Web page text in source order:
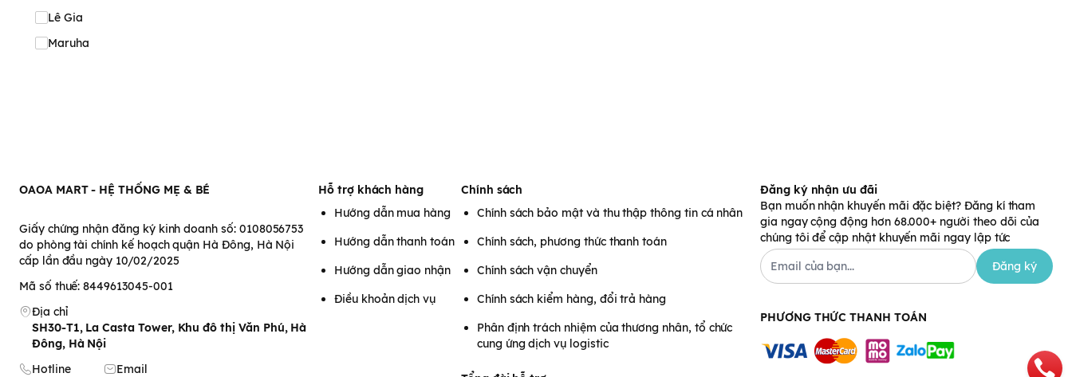
Lê Gia
Maruha
OAOA MART - HỆ THỐNG MẸ & BÉ
Giấy chứng nhận đăng ký kinh doanh số: 0108056753
do phòng tài chính kế hoạch quận Hà Đông, Hà Nội
cấp lần đầu ngày 10/02/2025
Mã số thuế: 8449613045-001
Địa chỉ
SH30-T1, La Casta Tower, Khu đô thị Văn Phú, Hà
Đông, Hà Nội
Hotline
Email
Hỗ trợ khách hàng
Hướng dẫn mua hàng
Hướng dẫn thanh toán
Hướng dẫn giao nhận
Điều khoản dịch vụ
Chính sách
Chính sách bảo mật và thu thập thông tin cá nhân
Chính sách, phương thức thanh toán
Chính sách vận chuyển
Chính sách kiểm hàng, đổi trả hàng
Phân định trách nhiệm của thương nhân, tổ chức
cung ứng dịch vụ logistic
Đăng ký nhận ưu đãi
Bạn muốn nhận khuyến mãi đặc biệt? Đăng kí tham
gia ngay cộng động hơn 68.000+ người theo dõi của
chúng tôi để cập nhật khuyến mãi ngay lập tức
Đăng ký
PHƯƠNG THỨC THANH TOÁN